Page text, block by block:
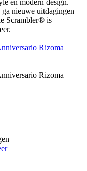
en modern design.
nieuwe uitdagingen
Scrambler® is
Rizoma
Rizoma